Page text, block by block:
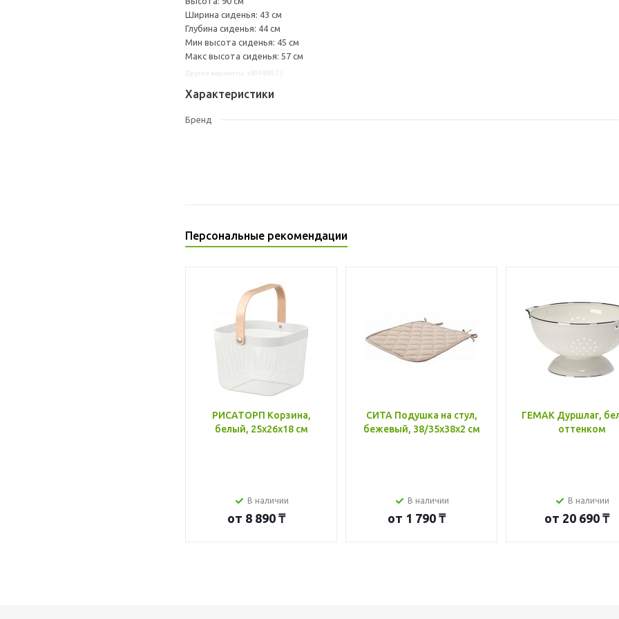
Ширина сиденья: 43 см
Глубина сиденья: 44 см
Мин высота сиденья: 45 см
Макс высота сиденья: 57 см
Характеристики
Бренд
Персональные рекомендации
РИСАТОРП Корзина,
белый, 25x26x18 см
В наличии
от 8 890 ₸
СИТА Подушка на стул,
бежевый, 38/35x38x2 см
В наличии
от 1 790 ₸
ГЕМАК Дуршлаг,
оттенком
В наличии
от 20 690 ₸